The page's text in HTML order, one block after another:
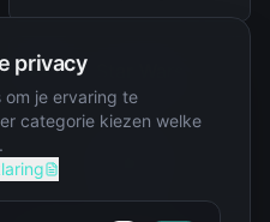
privacy
om je ervaring te
categorie kiezen welke